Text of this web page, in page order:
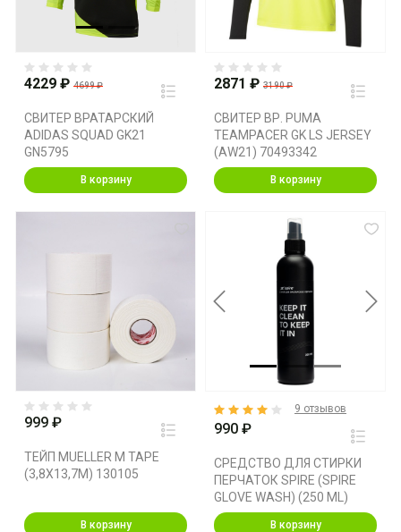
4229 ₽ 4699 ₽
СВИТЕР ВРАТАРСКИЙ
ADIDAS SQUAD GK21
GN5795
В корзину
2871 ₽ 3190 ₽
СВИТЕР ВР. PUMA
TEAMPACER GK LS JERSEY
(AW21) 70493342
В корзину
999 ₽
ТЕЙП MUELLER M TAPE
(3,8X13,7M) 130105
В корзину
Previous Next
990 ₽
СРЕДСТВО ДЛЯ СТИРКИ
ПЕРЧАТОК SPIRE (SPIRE
GLOVE WASH) (250 ML)
9 отзывов
В корзину